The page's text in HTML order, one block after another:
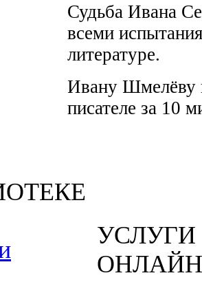
Судьба Ивана
всеми
литературе.
Ивану Шмелёву
писателе за 10
УСЛУГИ
ОНЛАЙН